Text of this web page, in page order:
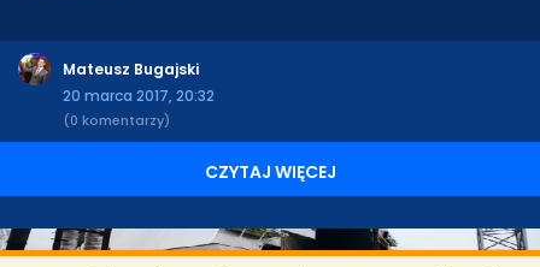
Mateusz Bugajski
20 marca 2017, 20:32
(0 komentarzy)
CZYTAJ WIĘCEJ